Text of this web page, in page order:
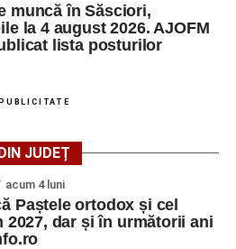
muncă în Săsciori,
la 4 august 2026. AJOFM
lista posturilor
PUBLICITATE
JUDEȚ
acum 4 luni
Paștele ortodox și cel
2027, dar și în următorii ani